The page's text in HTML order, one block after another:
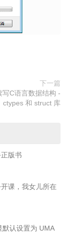
下一篇
写C语言数据结构 -
ctypes 和 struct 库
版书
课，我女儿所在
认设置为 UMA